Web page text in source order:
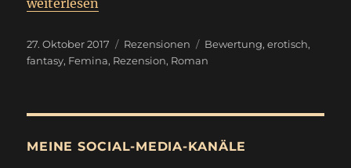
weiterlesen
Veröffentlicht
am
27. Oktober 2017 Kategorien
Rezensionen Schlagwörter
Bewertung,erotisch,
fantasy, Femina, Rezension, Roman
MEINE SOCIAL-MEDIA-KANÄLE